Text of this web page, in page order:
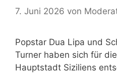
7. Juni 2026 von
Popstar Dua Lipa und
Turner haben sich für
Hauptstadt Siziliens